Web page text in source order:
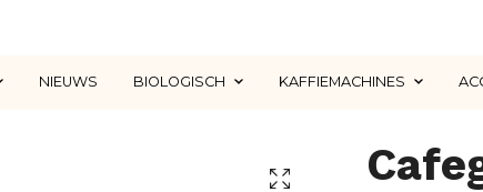
NIEUWS BIOLOGISCH KAFFIEMACHINES